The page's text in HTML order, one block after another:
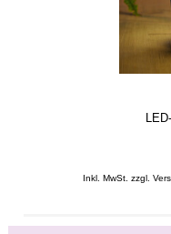
Inkl. MwSt. zzgl.